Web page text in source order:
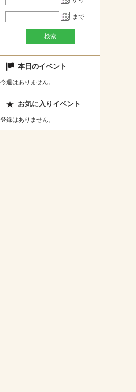
まで
本日のイベント
今週はありません。
お気に入りイベント
登録はありません。